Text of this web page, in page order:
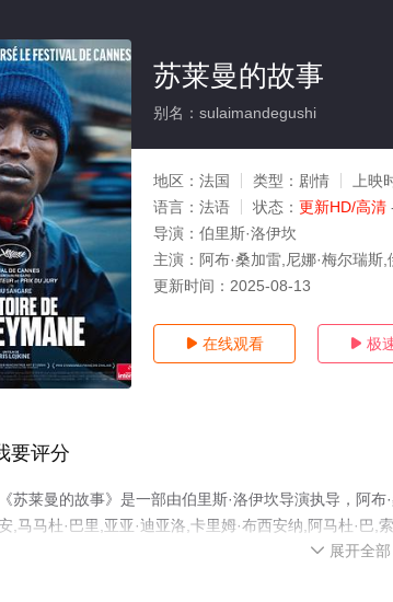
苏莱曼的故事
别名：sulaimandegushi
地区： 法国 类型： 剧情 上映
语言： 法语 状态： 更新HD/高清
导演： 伯里斯·洛伊坎
主演： 阿布·桑加雷,尼娜·梅尔瑞斯
更新时间： 2025-08-13
 在线观看  极
要评分
苏莱曼的故事》是一部由伯里斯·洛伊坎导演执导，阿
,马马杜·巴里,亚亚·迪亚洛,卡里姆·布西安纳,阿马杜·巴,
吉纳德,罗杰·伯纳德,伯里斯·洛伊坎,莱昂尼·洛什基纳,阿
 展开全部